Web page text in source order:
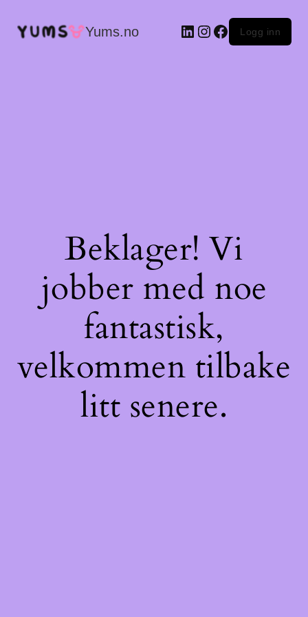
Yums.no LinkedIn
Instagram
Facebook
Logg inn
Beklager! Vi
jobber med noe
fantastisk,
velkommen tilbake
litt senere.